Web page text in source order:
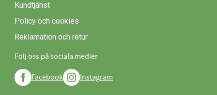
Kundtjänst
Policy och cookies
Reklamation och retur
Följ oss på sociala medier
Facebook Instagram